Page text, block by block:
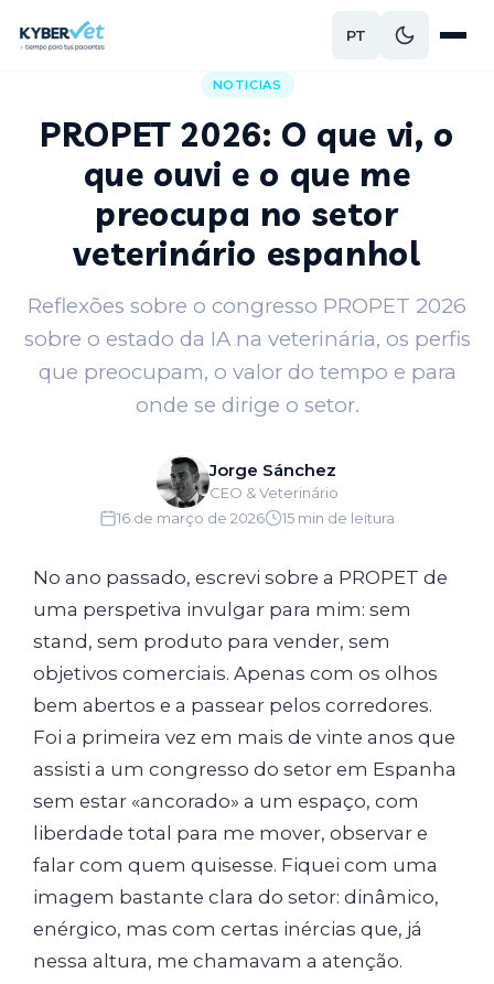
PT
Voltar ao blog
NOTICIAS
PROPET 2026: O que vi, o
que ouvi e o que me
preocupa no setor
veterinário espanhol
Reflexões sobre o congresso PROPET 2026
sobre o estado da IA na veterinária, os perfis
que preocupam, o valor do tempo e para
onde se dirige o setor.
Jorge Sánchez
CEO & Veterinário
16 de março de 2026
15 min de leitura
No ano passado, escrevi sobre a PROPET de
uma perspetiva invulgar para mim: sem
stand, sem produto para vender, sem
objetivos comerciais. Apenas com os olhos
bem abertos e a passear pelos corredores.
Foi a primeira vez em mais de vinte anos que
assisti a um congresso do setor em Espanha
sem estar «ancorado» a um espaço, com
liberdade total para me mover, observar e
falar com quem quisesse. Fiquei com uma
imagem bastante clara do setor: dinâmico,
enérgico, mas com certas inércias que, já
nessa altura, me chamavam a atenção.